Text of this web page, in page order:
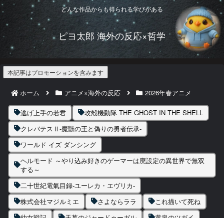
どんな作品からも得られる学びがある
ピヨ太郎 海外の反応×哲学
本記事はプロモーションを含みます
ホーム アニメ×海外の反応 2026年春アニメ
逃げ上手の若君
攻殻機動隊 THE GHOST IN THE SHELL
クレバテスⅡ-魔獣の王と偽りの勇者伝承-
ワールド イズ ダンシング
ヘルモード ～やり込み好きのゲーマーは廃設定の異世界で無双
する～
二十世紀電氣目録-ユーレカ・エヴリカ-
株式会社マジルミエ
さよならララ
これ描いて死ね